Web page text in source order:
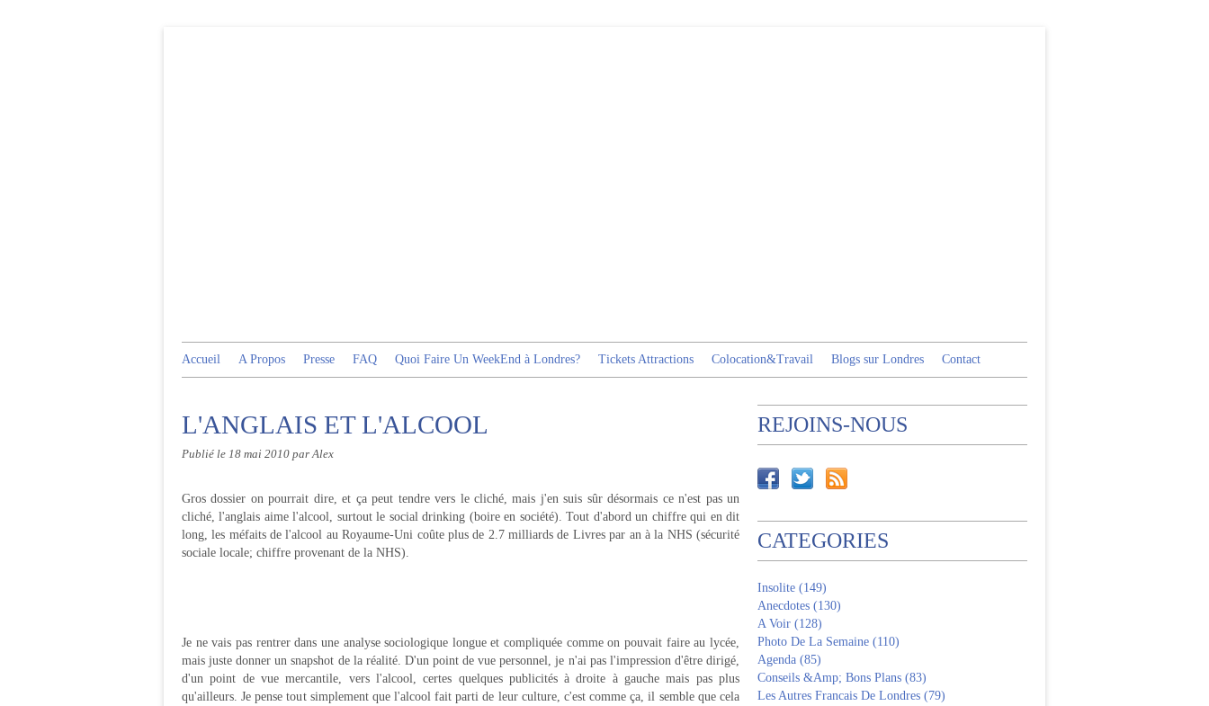
Accueil A Propos Presse FAQ Quoi Faire Un WeekEnd à Londres? Tickets Attractions Colocation&Travail Blogs sur Londres Contact
L'ANGLAIS ET L'ALCOOL
Publié le 18 mai 2010 par Alex
Gros dossier on pourrait dire, et ça peut tendre vers le cliché, mais j'en suis sûr désormais ce n'est pas un
cliché, l'anglais aime l'alcool, surtout le social drinking (boire en société). Tout d'abord un chiffre qui en dit
long, les méfaits de l'alcool au Royaume-Uni coûte plus de 2.7 milliards de Livres par an à la NHS (sécurité
sociale locale; chiffre provenant de la NHS).
Je ne vais pas rentrer dans une analyse sociologique longue et compliquée comme on pouvait faire au lycée,
mais juste donner un snapshot de la réalité. D'un point de vue personnel, je n'ai pas l'impression d'être dirigé,
d'un point de vue mercantile, vers l'alcool, certes quelques publicités à droite à gauche mais pas plus
qu'ailleurs. Je pense tout simplement que l'alcool fait parti de leur culture, c'est comme ça, il semble que cela
REJOINS-NOUS
CATEGORIES
Insolite (149)
Anecdotes (130)
A Voir (128)
Photo De La Semaine (110)
Agenda (85)
Conseils &Amp; Bons Plans (83)
Les Autres Francais De Londres (79)